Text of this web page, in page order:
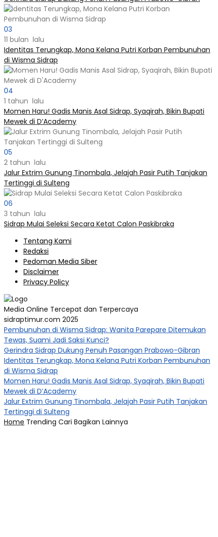
03
11 bulan lalu
Identitas Terungkap, Mona Kelana Putri Korban Pembunuhan
di Wisma Sidrap
04
1 tahun lalu
Momen Haru! Gadis Manis Asal Sidrap, Syaqirah, Bikin Bupati
Mewek di D’Academy​
05
2 tahun lalu
Jalur Extrim Gunung Tinombala, Jelajah Pasir Putih Tanjakan
Tertinggi di Sulteng
06
3 tahun lalu
Sidrap Mulai Seleksi Secara Ketat Calon Paskibraka
Tentang Kami
Redaksi
Pedoman Media Siber
Disclaimer
Privacy Policy
Media Online Tercepat dan Terpercaya
sidraptimur.com 2025
Pembunuhan di Wisma Sidrap: Wanita Parepare Ditemukan
Tewas, Suami Jadi Saksi Kunci?
Gerindra Sidrap Dukung Penuh Pasangan Prabowo-Gibran
Identitas Terungkap, Mona Kelana Putri Korban Pembunuhan
di Wisma Sidrap
Momen Haru! Gadis Manis Asal Sidrap, Syaqirah, Bikin Bupati
Mewek di D’Academy​
Jalur Extrim Gunung Tinombala, Jelajah Pasir Putih Tanjakan
Tertinggi di Sulteng
Home Trending Cari Bagikan Lainnya